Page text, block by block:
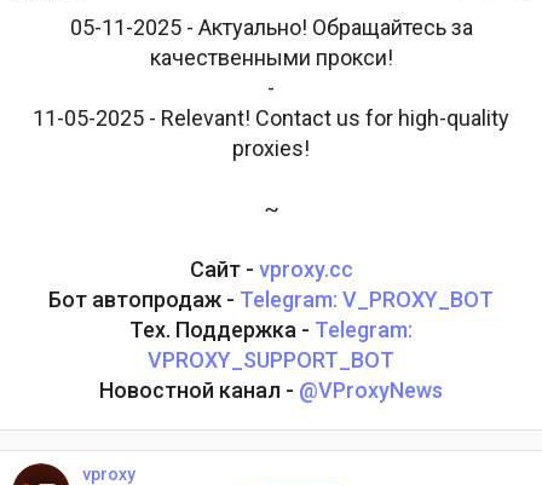
05-11-2025 - Актуально! Обращайтесь за
качественными прокси!
-
11-05-2025 - Relevant! Contact us for high-quality
proxies!
~
Сайт - vproxy.cc
Бот автопродаж - Telegram: V_PROXY_BOT
Тех. Поддержка - Telegram:
VPROXY_SUPPORT_BOT
Новостной канал - @VProxyNews
vproxy